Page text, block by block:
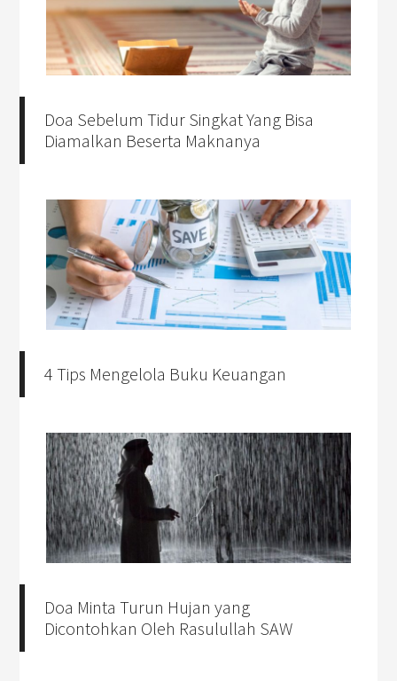
Doa Sebelum Tidur Singkat Yang Bisa
Diamalkan Beserta Maknanya
4 Tips Mengelola Buku Keuangan
Doa Minta Turun Hujan yang
Dicontohkan Oleh Rasulullah SAW